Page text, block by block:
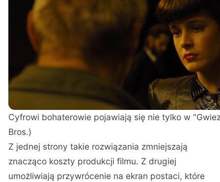
Cyfrowi bohaterowie pojawiają się nie tylko w
Bros.)
Z jednej strony takie rozwiązania zmniejszają
znacząco koszty produkcji filmu. Z drugiej
umożliwiają przywrócenie na ekran postaci, które